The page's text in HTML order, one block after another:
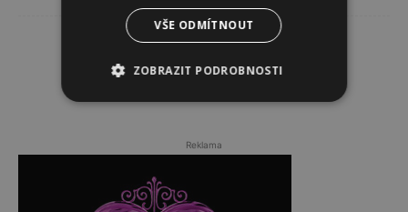
Reklama
VŠE ODMÍTNOUT
ZOBRAZIT PODROBNOSTI